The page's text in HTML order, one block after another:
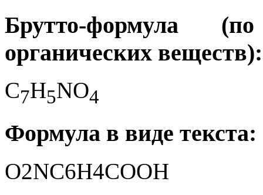
Брутто-формула
органических веществ):
C7H5NO4
Формула в виде текста:
O2NC6H4COOH